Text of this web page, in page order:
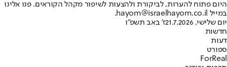
היום פתוח להערות, לביקורת ולהצעות לשיפור מקהל הקוראים. פנו אלינו
במייל hayom@israelhayom.co.il.
יום שלישי, 21.7.2026
ז' באב תשפ"ו
חדשות
דעות
ספורט
ForReal